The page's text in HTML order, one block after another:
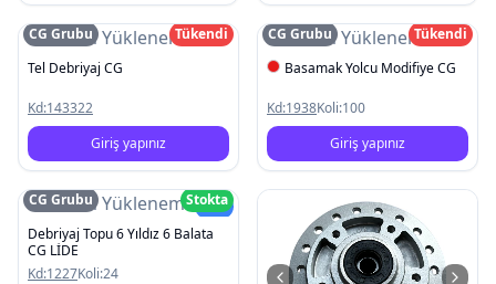
Resim Yüklenemedi
CG Grubu
Tükendi
Tel Debriyaj CG
Kd:143322
Giriş yapınız
Resim Yüklenemedi
CG Grubu
Tükendi
Basamak Yolcu Modifiye CG
Kd:1938Koli:100
Giriş yapınız
Resim YüklenemediYeni
CG Grubu
Stokta
Debriyaj Topu 6 Yıldız 6 Balata
CG LİDE
Kd:1227Koli:24